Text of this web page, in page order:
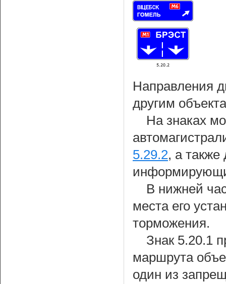
Направления
другим
На знаках
5.29.2, а также
В нижней
места его
торможения.
Знак 5.20.1
маршрута
один из